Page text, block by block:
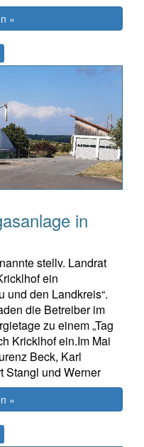
»
in
stellv. Landrat
ein
und den Landkreis“.
die Betreiber im
zu einem „Tag
Kricklhof ein.Im Mai
Beck, Karl
Stangl und Werner
»